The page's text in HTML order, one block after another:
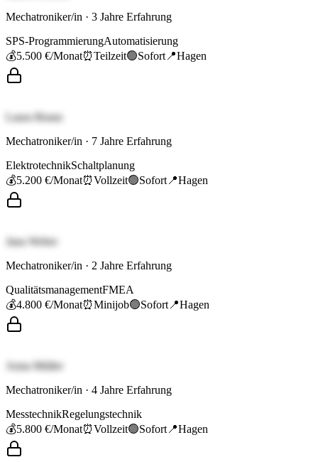
Mechatroniker/in · 3 Jahre Erfahrung
SPS-ProgrammierungAutomatisierung
💰5.500 €/Monat⏰Teilzeit🟢Sofort 📍Hagen
Laura Braun
Mechatroniker/in · 7 Jahre Erfahrung
ElektrotechnikSchaltplanung
💰5.200 €/Monat⏰Vollzeit🟢Sofort 📍Hagen
Jana Weber
Mechatroniker/in · 2 Jahre Erfahrung
QualitätsmanagementFMEA
💰4.800 €/Monat⏰Minijob🟢Sofort 📍Hagen
Anna Müller
Mechatroniker/in · 4 Jahre Erfahrung
MesstechnikRegelungstechnik
💰5.800 €/Monat⏰Vollzeit🟢Sofort 📍Hagen